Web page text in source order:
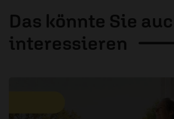
Das könnte Sie
interessieren